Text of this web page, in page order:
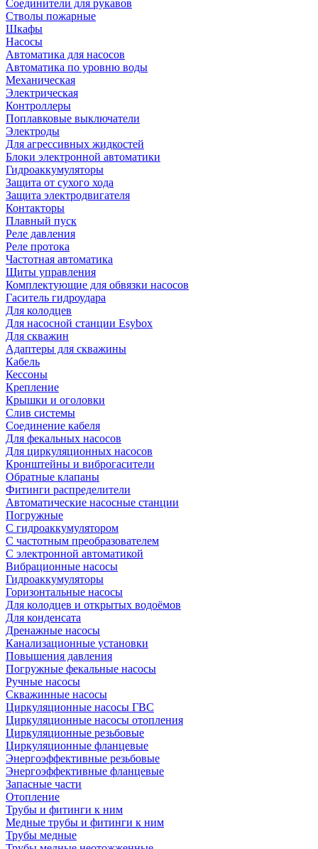
Соединители для рукавов
Стволы пожарные
Шкафы
Насосы
Автоматика для насосов
Автоматика по уровню воды
Механическая
Электрическая
Контроллеры
Поплавковые выключатели
Электроды
Для агрессивных жидкостей
Блоки электронной автоматики
Гидроаккумуляторы
Защита от сухого хода
Защита электродвигателя
Контакторы
Плавный пуск
Реле давления
Реле протока
Частотная автоматика
Щиты управления
Комплектующие для обвязки насосов
Гаситель гидроудара
Для колодцев
Для насосной станции Esybox
Для скважин
Адаптеры для скважины
Кабель
Кессоны
Крепление
Крышки и оголовки
Слив системы
Соединение кабеля
Для фекальных насосов
Для циркуляционных насосов
Кронштейны и виброгасители
Обратные клапаны
Фитинги распределители
Автоматические насосные станции
Погружные
С гидроаккумулятором
С частотным преобразователем
С электронной автоматикой
Вибрационные насосы
Гидроаккумуляторы
Горизонтальные насосы
Для колодцев и открытых водоёмов
Для конденсата
Дренажные насосы
Канализационные установки
Повышения давления
Погружные фекальные насосы
Ручные насосы
Скважинные насосы
Циркуляционные насосы ГВС
Циркуляционные насосы отопления
Циркуляционные резьбовые
Циркуляционные фланцевые
Энергоэффективные резьбовые
Энергоэффективные фланцевые
Запасные части
Отопление
Трубы и фитинги к ним
Медные трубы и фитинги к ним
Трубы медные